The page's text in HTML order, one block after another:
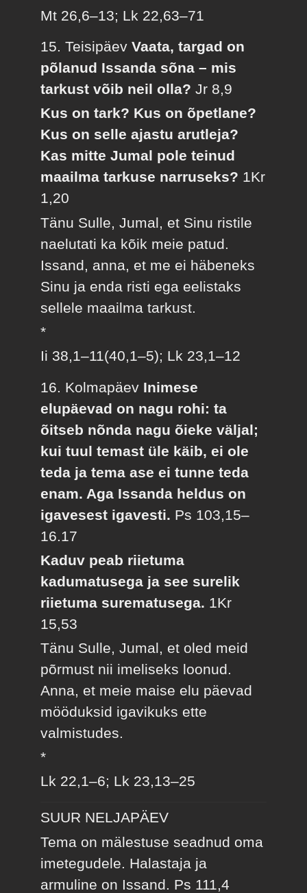
Mt 26,6–13; Lk 22,63–71
15. TeisipäevVaata, targad on
põlanud Issanda sõna – mis
tarkust võib neil olla?Jr 8,9
Kus on tark? Kus on õpetlane?
Kus on selle ajastu arutleja?
Kas mitte Jumal pole teinud
maailma tarkuse narruseks? 1Kr
1,20
Tänu Sulle, Jumal, et Sinu ristile
naelutati ka kõik meie patud.
Issand, anna, et me ei häbeneks
Sinu ja enda risti ega eelistaks
sellele maailma tarkust.
*
Ii 38,1–11(40,1–5); Lk 23,1–12
16. Kolmapäev Inimese
elupäevad on nagu rohi: ta
õitseb nõnda nagu õieke väljal;
kui tuul temast üle käib, ei ole
teda ja tema ase ei tunne teda
enam. Aga Issanda heldus on
igavesest igavesti. Ps 103,15–
16.17
Kaduv peab riietuma
kadumatusega ja see surelik
riietuma surematusega. 1Kr
15,53
Tänu Sulle, Jumal, et oled meid
põrmust nii imeliseks loonud.
Anna, et meie maise elu päevad
mööduksid igavikuks ette
valmistudes.
*
Lk 22,1–6; Lk 23,13–25
SUUR NELJAPÄEV
Tema on mälestuse seadnud oma
imetegudele. Halastaja ja
armuline on Issand. Ps 111,4